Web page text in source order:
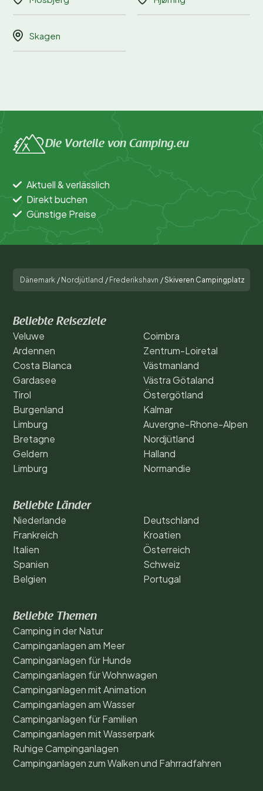
Skagen
Die Vorteile von Camping.eu
Aktuell & verlässlich
Direkt buchen
Günstige Preise
Dänemark / Nordjütland / Frederikshavn /Skiveren Campingplatz
Beliebte Reiseziele
Veluwe
Ardennen
Costa Blanca
Gardasee
Tirol
Burgenland
Limburg
Bretagne
Geldern
Limburg
Coimbra
Zentrum-Loiretal
Västmanland
Västra Götaland
Östergötland
Kalmar
Auvergne-Rhone-Alpen
Nordjütland
Halland
Normandie
Beliebte Länder
Niederlande
Frankreich
Italien
Spanien
Belgien
Deutschland
Kroatien
Österreich
Schweiz
Portugal
Beliebte Themen
Camping in der Natur
Campinganlagen am Meer
Campinganlagen für Hunde
Campinganlagen für Wohnwagen
Campinganlagen mit Animation
Campinganlagen am Wasser
Campinganlagen für Familien
Campinganlagen mit Wasserpark
Ruhige Campinganlagen
Campinganlagen zum Walken und Fahrradfahren